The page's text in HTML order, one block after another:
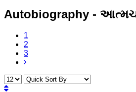
Autobiography -
1
2
3